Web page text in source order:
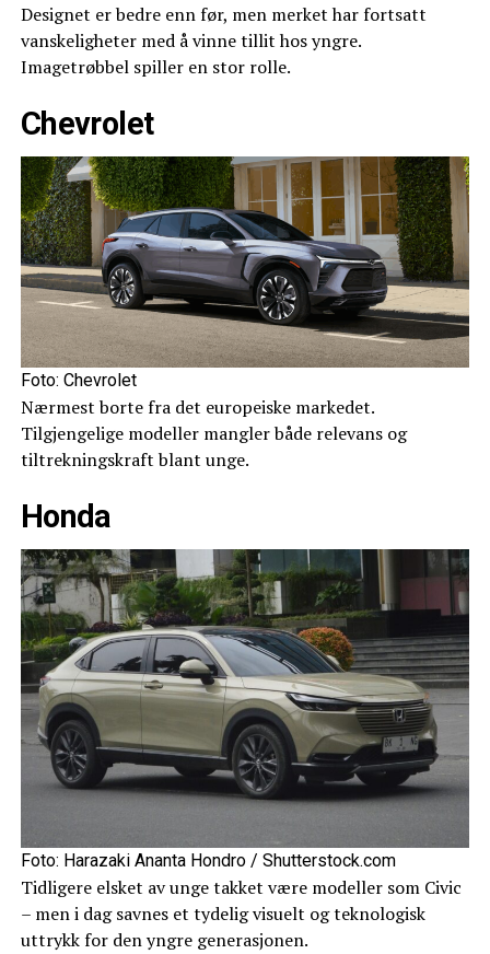
Designet er bedre enn før, men merket har fortsatt
vanskeligheter med å vinne tillit hos yngre.
Imagetrøbbel spiller en stor rolle.
Chevrolet
Foto: Chevrolet
Nærmest borte fra det europeiske markedet.
Tilgjengelige modeller mangler både relevans og
tiltrekningskraft blant unge.
Honda
Foto: Harazaki Ananta Hondro / Shutterstock.com
Tidligere elsket av unge takket være modeller som Civic
– men i dag savnes et tydelig visuelt og teknologisk
uttrykk for den yngre generasjonen.